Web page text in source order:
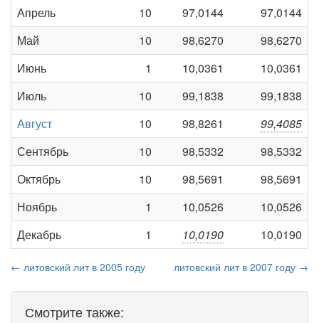
Апрель
10 97,0144
97,0144
Май
10 98,6270
98,6270
Июнь
1 10,0361
10,0361
Июль
10 99,1838
99,1838
Август
10 98,8261
99,4085
Сентябрь
10 98,5332
98,5332
Октябрь
10 98,5691
98,5691
Ноябрь
1 10,0526
10,0526
Декабрь
1 10,0190 10,0190
← литовский лит в 2005 году литовский лит в 2007 году →
Смотрите также: